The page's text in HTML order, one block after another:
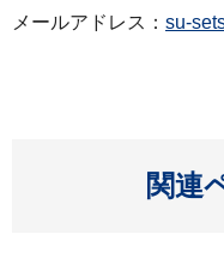
メールアドレス： su-
関連